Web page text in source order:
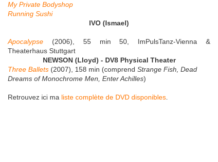
My Private Bodyshop
Running Sushi
IVO (Ismael)
Apocalypse (2006), 55 min 50, ImPulsTanz-Vienna &
Theaterhaus Stuttgart
NEWSON (Lloyd) - DV8 Physical Theater
Three Ballets (2007), 158 min (comprend Strange Fish, Dead
Dreams of Monochrome Men, Enter Achilles)
Retrouvez ici ma liste complète de DVD disponibles